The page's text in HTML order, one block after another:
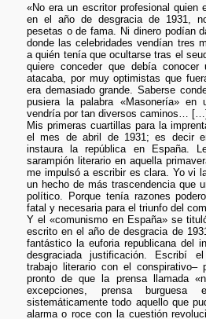
«No era un escritor profesional quien
en el año de desgracia de 1931,
pesetas o de fama. Ni dinero podían
donde las celebridades vendían tres
a quién tenía que ocultarse tras el
quiere conceder que debía
atacaba, por muy optimistas que
era demasiado grande. Saberse
pusiera la palabra «Masonería» en
vendría por tan diversos caminos… […]
Mis primeras cuartillas para la
el mes de abril de 1931; es decir
instaura la república en España.
sarampión literario en aquella
me impulsó a escribir es clara. Yo vi
un hecho de más trascendencia que
político. Porque tenía razones
fatal y necesaria para el triunfo del
Y el «comunismo en España» se
escrito en el año de desgracia de
fantástico la euforia republicana del
desgraciada justificación. Escribí
trabajo literario con el conspirativo–
pronto de que la prensa llamada
excepciones, prensa burguesa
sistemáticamente todo aquello que
alarma o roce con la cuestión